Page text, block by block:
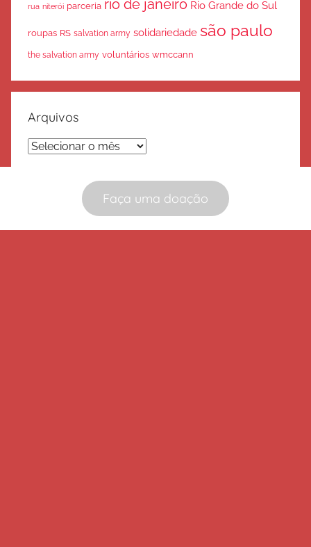
Faça uma doação
rua niterói parceria rio de janeiro Rio Grande do Sul
roupas RS salvation army solidariedade são paulo
the salvation army voluntários wmccann
Arquivos
Arquivos